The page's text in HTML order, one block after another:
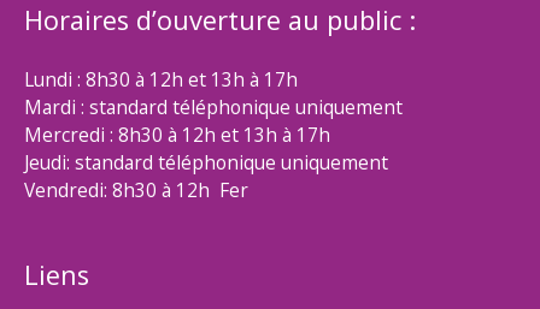
Horaires d’ouverture au public :
Lundi : 8h30 à 12h et 13h à 17h
Mardi : standard téléphonique uniquement
Mercredi : 8h30 à 12h et 13h à 17h
Jeudi: standard téléphonique uniquement
Vendredi: 8h30 à 12h Fer
Liens